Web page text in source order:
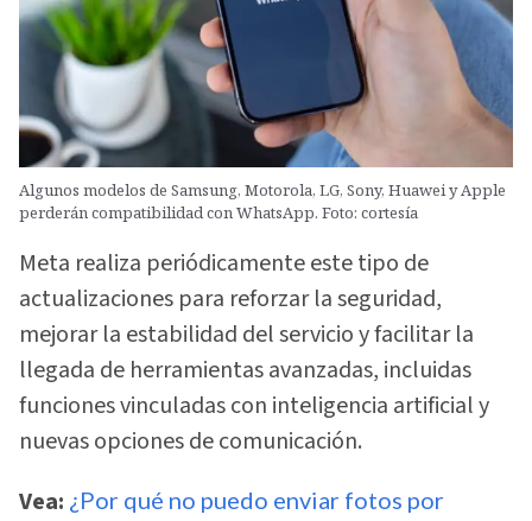
Algunos modelos de Samsung, Motorola, LG, Sony, Huawei y Apple
perderán compatibilidad con WhatsApp. Foto: cortesía
Meta realiza periódicamente este tipo de
actualizaciones para reforzar la seguridad,
mejorar la estabilidad del servicio y facilitar la
llegada de herramientas avanzadas, incluidas
funciones vinculadas con inteligencia artificial y
nuevas opciones de comunicación.
Vea: ¿Por qué no puedo enviar fotos por